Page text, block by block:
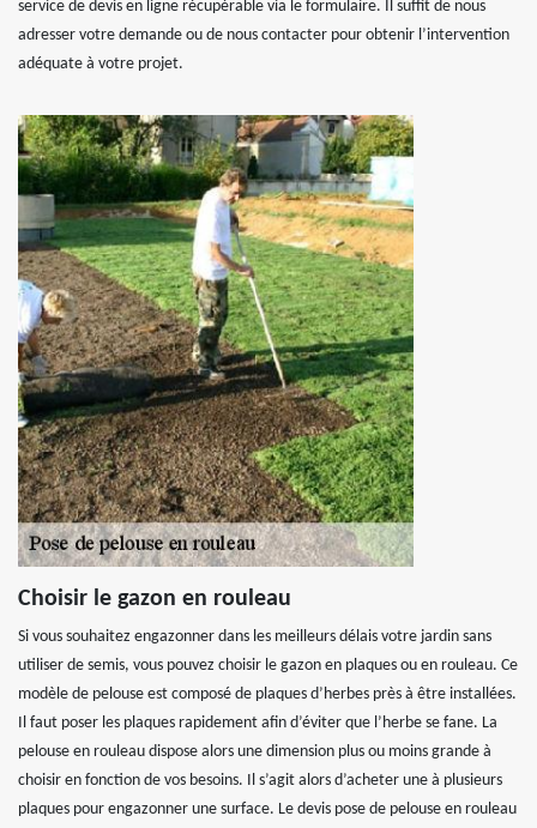
service de devis en ligne récupérable via le formulaire. Il suffit de nous
adresser votre demande ou de nous contacter pour obtenir l’intervention
adéquate à votre projet.
Choisir le gazon en rouleau
Si vous souhaitez engazonner dans les meilleurs délais votre jardin sans
utiliser de semis, vous pouvez choisir le gazon en plaques ou en rouleau. Ce
modèle de pelouse est composé de plaques d’herbes près à être installées.
Il faut poser les plaques rapidement afin d’éviter que l’herbe se fane. La
pelouse en rouleau dispose alors une dimension plus ou moins grande à
choisir en fonction de vos besoins. Il s’agit alors d’acheter une à plusieurs
plaques pour engazonner une surface. Le devis pose de pelouse en rouleau